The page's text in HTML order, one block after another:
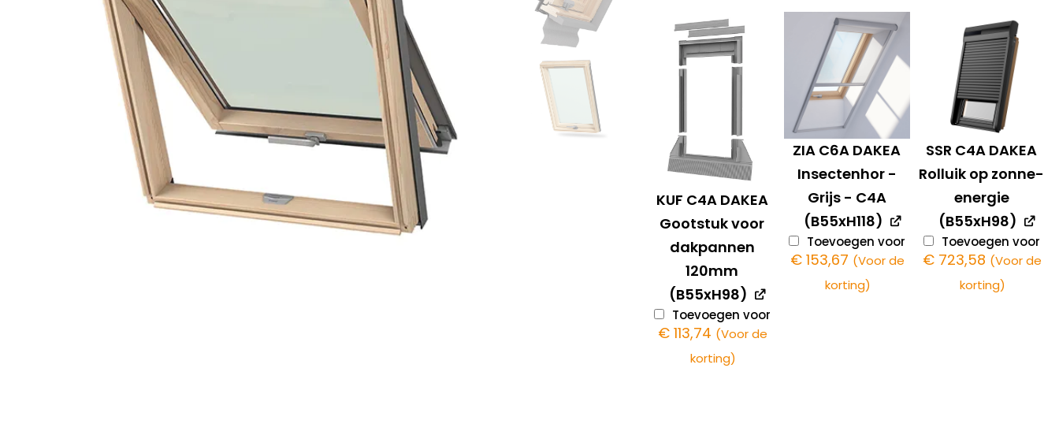
KUF C4A DAKEA
Gootstuk voor
dakpannen
120mm
(B55xH98)
Toevoegen voor
€ 113,74 (Voor de
korting)
ZIA C6A DAKEA
Insectenhor -
Grijs - C4A
(B55xH118)
Toevoegen voor
€ 153,67 (Voor de
korting)
SSR C4A DAKEA
Rolluik op zonne-
energie
(B55xH98)
Toevoegen voor
€ 723,58 (Voor de
korting)